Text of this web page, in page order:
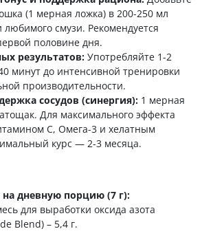
(1 мерная ложка) в 200-250 мл
любимого смузи. Рекомендуется
половине дня.
результатов: Употребляйте 1-2
минут до интенсивной тренировки
производительности.
сосудов (синергия): 1 мерная
Для максимального эффекта
С, Омега-3 и хелатным
курс — 2-3 месяца.
дневную порцию (7 г):
для выработки оксида азота
Blend) – 5,4 г.